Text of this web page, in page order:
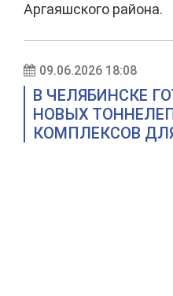
Аргаяшского района.
09.06.2026 18:08
В ЧЕЛЯБИНСКЕ
НОВЫХ
КОМПЛЕКСОВ